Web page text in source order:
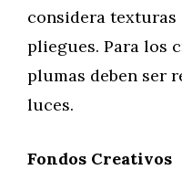
considera texturas
pliegues. Para los
plumas deben ser
luces.
Fondos Creativos